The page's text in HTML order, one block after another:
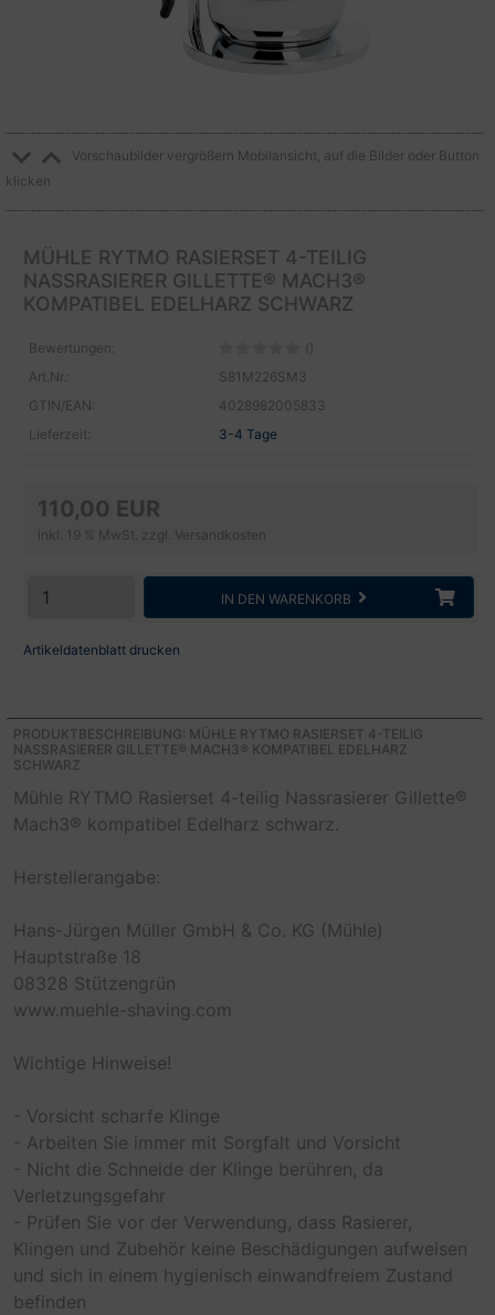
Vorschaubilder vergrößern Mobilansicht, auf die Bilder oder Button
klicken
MÜHLE RYTMO RASIERSET 4-TEILIG
NASSRASIERER GILLETTE® MACH3®
KOMPATIBEL EDELHARZ SCHWARZ
Bewertungen:
()
Art.Nr.:
S81M226SM3
GTIN/EAN:
4028982005833
Lieferzeit:
3-4 Tage
110,00 EUR
inkl. 19 % MwSt. zzgl. Versandkosten
IN DEN WARENKORB
Artikeldatenblatt drucken
PRODUKTBESCHREIBUNG: MÜHLE RYTMO RASIERSET 4-TEILIG
NASSRASIERER GILLETTE® MACH3® KOMPATIBEL EDELHARZ
SCHWARZ
Mühle RYTMO Rasierset 4-teilig Nassrasierer Gillette®
Mach3® kompatibel Edelharz schwarz.
Herstellerangabe:
Hans-Jürgen Müller GmbH & Co. KG (Mühle)
Hauptstraße 18
08328 Stützengrün
www.muehle-shaving.com
Wichtige Hinweise!
- Vorsicht scharfe Klinge
- Arbeiten Sie immer mit Sorgfalt und Vorsicht
- Nicht die Schneide der Klinge berühren, da
Verletzungsgefahr
- Prüfen Sie vor der Verwendung, dass Rasierer,
Klingen und Zubehör keine Beschädigungen aufweisen
und sich in einem hygienisch einwandfreiem Zustand
befinden